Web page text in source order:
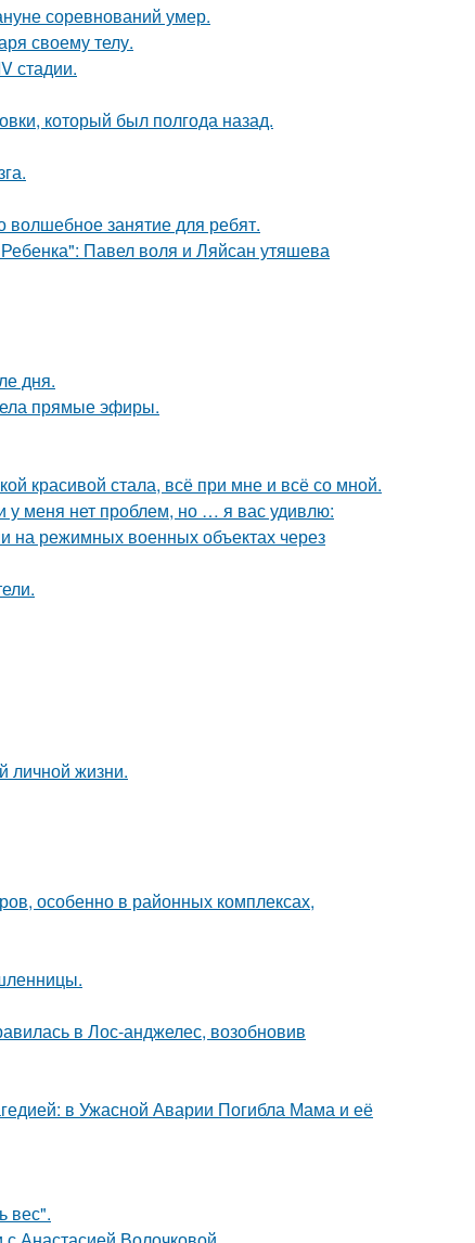
соревнований умер.
своему телу.
стадии.
который был полгода назад.
занятие для ребят.
Павел воля и Ляйсан утяшева
дня.
прямые эфиры.
красивой стала, всё при мне и всё со мной.
у меня нет проблем, но … я вас удивлю:
на режимных военных объектах через
личной жизни.
особенно в районных комплексах,
в Лос-анджелес, возобновив
в Ужасной Аварии Погибла Мама и её
вес".